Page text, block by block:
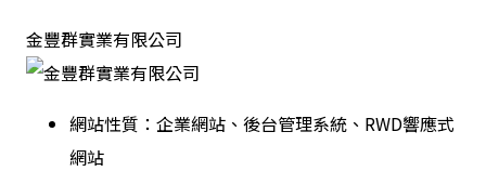
金豐群實業有限公司
網站性質：企業網站、後台管理系統、RWD響應式
網站